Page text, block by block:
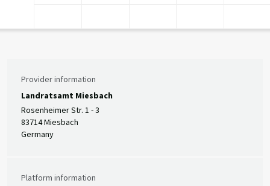
Provider information
Landratsamt Miesbach
Rosenheimer Str. 1 - 3
83714 Miesbach
Germany
Platform information